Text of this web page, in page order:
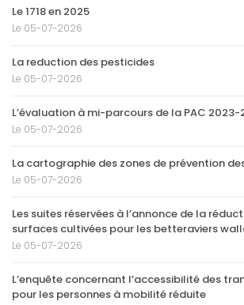
Le 1718 en 2025
Le 05-07-2026
La reduction des pesticides
Le 05-07-2026
L’évaluation à mi-parcours de la PAC 2023-
Le 05-07-2026
La cartographie des zones de prévention
Le 05-07-2026
Les suites réservées à l’annonce de la
surfaces cultivées pour les betteraviers
Le 05-07-2026
L’enquête concernant l’accessibilité des
pour les personnes à mobilité réduite